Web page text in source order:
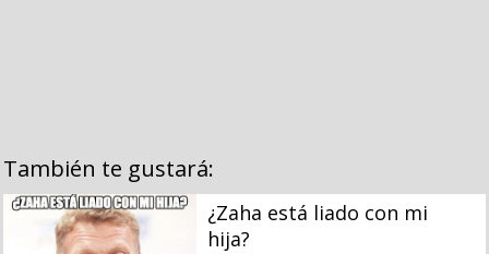
También te gustará:
¿Zaha está liado con mi
hija?